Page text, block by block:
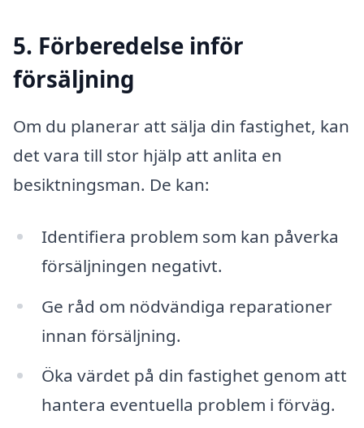
5. Förberedelse inför
försäljning
Om du planerar att sälja din fastighet, kan
det vara till stor hjälp att anlita en
besiktningsman. De kan:
Identifiera problem som kan påverka
försäljningen negativt.
Ge råd om nödvändiga reparationer
innan försäljning.
Öka värdet på din fastighet genom att
hantera eventuella problem i förväg.